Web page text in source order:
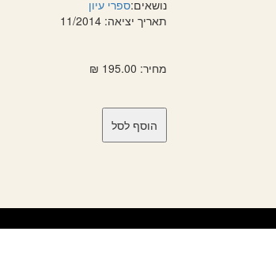
נושאים:ספרי עיון
תאריך יציאה: 11/2014
מחיר: 195.00 ₪